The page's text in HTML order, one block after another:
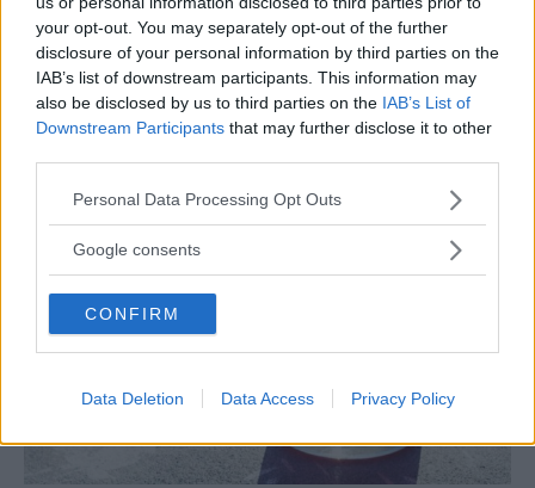
your opt-out. You may separately opt-out of the further
disclosure of your personal information by third parties on the
IAB’s list of downstream participants. This information may
also be disclosed by us to third parties on the IAB’s List of
Downstream Participants that may further disclose it to other
Please note that this website/app uses one or more Google
not limited to your visit or usage behaviour. You may click to
use your data for below specified purposes in below Google
consent section.
Personal Data Processing Opt Outs
Google consents
CONFIRM
Data Deletion Data Access Privacy Policy
DRINKRECEPT
Aegean Fizz – En Skummig Och Fräsch
Grekisk Drink